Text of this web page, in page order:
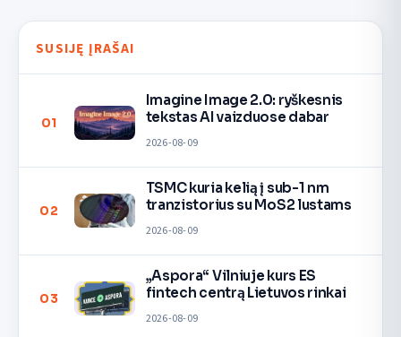
SUSIJĘ ĮRAŠAI
01
Imagine Image 2.0: ryškesnis
tekstas AI vaizduose dabar
2026-08-09
02
TSMC kuria kelią į sub-1 nm
tranzistorius su MoS2 lustams
2026-08-09
03
„Aspora“ Vilniuje kurs ES
fintech centrą Lietuvos rinkai
2026-08-09